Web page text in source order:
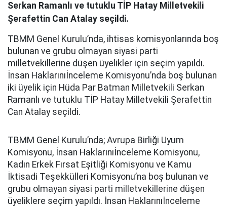
Serkan Ramanlı ve tutuklu TİP Hatay Milletvekili
Şerafettin Can Atalay seçildi.
TBMM Genel Kurulu’nda, ihtisas komisyonlarında boş
bulunan ve grubu olmayan siyasi parti
milletvekillerine düşen üyelikler için seçim yapıldı.
İnsan Haklarınıİnceleme Komisyonu’nda boş bulunan
iki üyelik için Hüda Par Batman Milletvekili Serkan
Ramanlı ve tutuklu TİP Hatay Milletvekili Şerafettin
Can Atalay seçildi.
TBMM Genel Kurulu’nda; Avrupa Birliği Uyum
Komisyonu, İnsan Haklarınıİnceleme Komisyonu,
Kadın Erkek Fırsat Eşitliği Komisyonu ve Kamu
İktisadi Teşekkülleri Komisyonu’na boş bulunan ve
grubu olmayan siyasi parti milletvekillerine düşen
üyeliklere seçim yapıldı. İnsan Haklarınıİnceleme